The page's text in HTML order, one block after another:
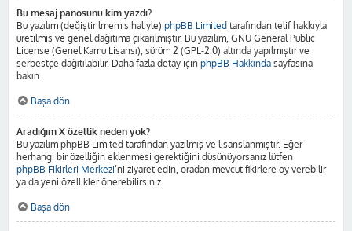
Bu mesaj panosunu kim yazdı?
Bu yazılım (değiştirilmemiş haliyle) phpBB Limited tarafından telif hakkıyla
üretilmiş ve genel dağıtıma çıkarılmıştır. Bu yazılım, GNU General Public
License (Genel Kamu Lisansı), sürüm 2 (GPL-2.0) altında yapılmıştır ve
serbestçe dağıtılabilir. Daha fazla detay için phpBB Hakkında sayfasına
bakın.
Başa dön
Aradığım X özellik neden yok?
Bu yazılım phpBB Limited tarafından yazılmış ve lisanslanmıştır. Eğer
herhangi bir özelliğin eklenmesi gerektiğini düşünüyorsanız lütfen
phpBB Fikirleri Merkezi’ni ziyaret edin, oradan mevcut fikirlere oy verebilir
ya da yeni özellikler önerebilirsiniz.
Başa dön